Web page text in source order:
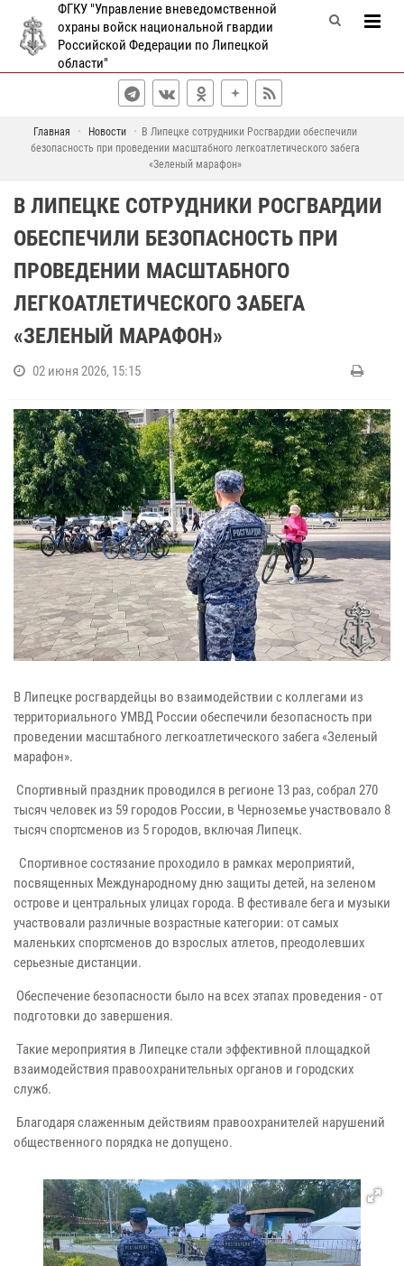
ФГКУ "Управление вневедомственной
охраны войск национальной гвардии
Российской Федерации по Липецкой
области"
Главная Новости
В Липецке сотрудники Росгвардии обеспечили
безопасность при проведении масштабного легкоатлетического забега
«Зеленый марафон»
В ЛИПЕЦКЕ СОТРУДНИКИ РОСГВАРДИИ
ОБЕСПЕЧИЛИ БЕЗОПАСНОСТЬ ПРИ
ПРОВЕДЕНИИ МАСШТАБНОГО
ЛЕГКОАТЛЕТИЧЕСКОГО ЗАБЕГА
«ЗЕЛЕНЫЙ МАРАФОН»
02 июня 2026, 15:15
В Липецке росгвардейцы во взаимодействии с коллегами из
территориального УМВД России обеспечили безопасность при
проведении масштабного легкоатлетического забега «Зеленый
марафон».
Спортивный праздник проводился в регионе 13 раз, собрал 270
тысяч человек из 59 городов России, в Черноземье участвовало 8
тысяч спортсменов из 5 городов, включая Липецк.
Спортивное состязание проходило в рамках мероприятий,
посвященных Международному дню защиты детей, на зеленом
острове и центральных улицах города. В фестивале бега и музыки
участвовали различные возрастные категории: от самых
маленьких спортсменов до взрослых атлетов, преодолевших
серьезные дистанции.
Обеспечение безопасности было на всех этапах проведения - от
подготовки до завершения.
Такие мероприятия в Липецке стали эффективной площадкой
взаимодействия правоохранительных органов и городских
служб.
Благодаря слаженным действиям правоохранителей нарушений
общественного порядка не допущено.